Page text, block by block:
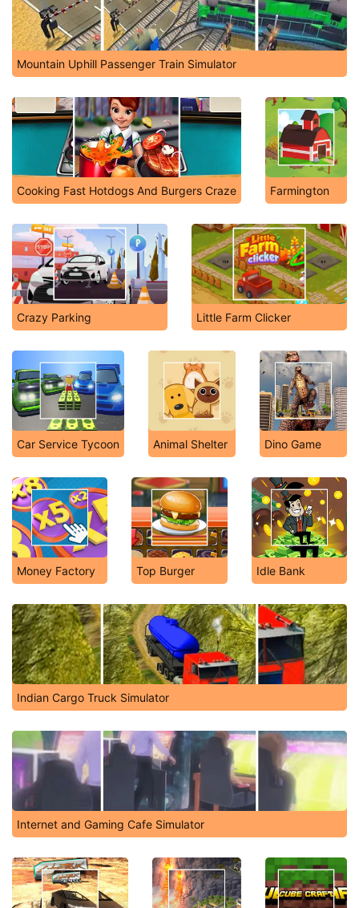
Mountain Uphill Passenger Train Simulator
Cooking Fast Hotdogs And Burgers Craze Farmington
Crazy Parking Little Farm Clicker
Car Service Tycoon Animal Shelter Dino Game
Money Factory Top Burger Idle Bank
Indian Cargo Truck Simulator
Internet and Gaming Cafe Simulator